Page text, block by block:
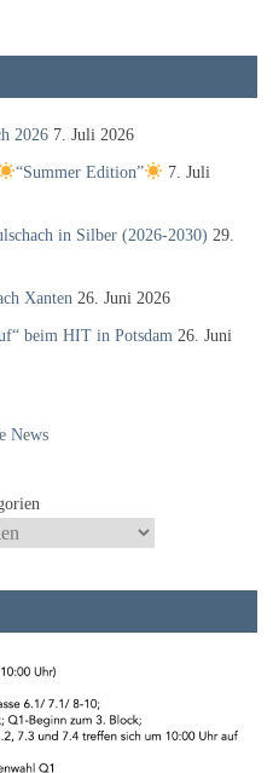
2026 7. Juli 2026
“Summer Edition”
7. Juli
in Silber (2026-2030) 29.
Xanten 26. Juni 2026
beim HIT in Potsdam 26. Juni
News